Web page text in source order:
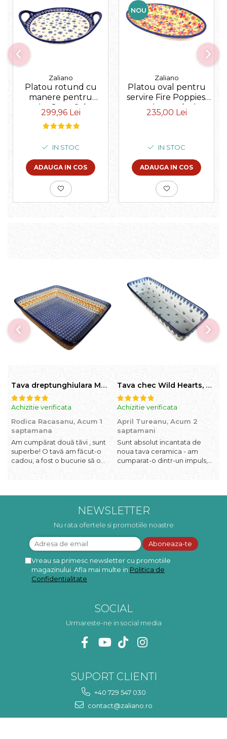
Zaliano
Platou rotund cu
manere pentru
servire Snowflakes,
ceramica smaltuita,
pictat manual, 28,5 /
299,96 Lei
IN STOC
ADAUGA IN COS
NOU
Zaliano
Platou oval pentru
servire Fire Poppies,
ceramica smaltuita,
pictat manual, 15,7 x
235,00 Lei
IN STOC
ADAUGA IN COS
Tava dreptunghiulara Morning Sunrise, ceramica smaltuita, pictata manual, 27,0 X 32, 5 cm
Achizitie verificata
Rodica Racasanu, Acum 1
saptamana
Am cumpărat două tăvi , sunt
superbe! O tavă am făcut-o
cadou, a fost o bucurie să o
folosim, are viață. Vă
Tava chec Wild Hearts, ceramica smaltuita, pictata manual, 31,0 X 12,0 cm
Achizitie verificata
April Tureanu, Acum 2
saptamani
Sunt absolut incantata de
noua tava ceramica - am
cumparat-o dintr-un impuls,
rugina dupa spalare. Aceasta
ma va scapa de aceasta
neplacere, in plus este tare
frumoasa, o ...
NEWSLETTER
Nu rata ofertele si promotiile noastre
Vreau sa primesc newsletter cu promotiile
magazinului. Afla mai multe in Politica de
Confidentialitate
SOCIAL
Urmareste-ne in social media
SUPORT CLIENTI
+40 729 547 030
contact@zaliano.ro